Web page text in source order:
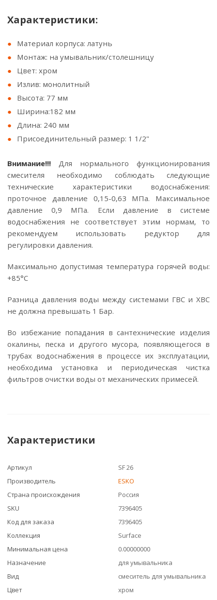
Характеристики:
Материал корпуса: латунь
Монтаж: на умывальник/столешницу
Цвет: хром
Излив: монолитный
Высота: 77 мм
Ширина:182 мм
Длина: 240 мм
Присоединительный размер: 1 1/2"
Внимание!!! Для нормального функционирования
смесителя необходимо соблюдать следующие
технические характеристики водоснабжения:
проточное давление 0,15-0,63 МПа. Максимальное
давление 0,9 МПа. Если давление в системе
водоснабжения не соответствует этим нормам, то
рекомендуем использовать редуктор для
регулировки давления.
Максимально допустимая температура горячей воды:
+85°C
Разница давления воды между системами ГВС и ХВС
не должна превышать 1 Бар.
Во избежание попадания в сантехнические изделия
окалины, песка и другого мусора, появляющегося в
трубах водоснабжения в процессе их эксплуатации,
необходима установка и периодическая чистка
фильтров очистки воды от механических примесей.
Характеристики
Артикул
SF 26
Производитель
ESKO
Страна происхождения
Россия
SKU
7396405
Код для заказа
7396405
Коллекция
Surface
Минимальная цена
0.00000000
Назначение
для умывальника
Вид
смеситель для умывальника
Цвет
хром